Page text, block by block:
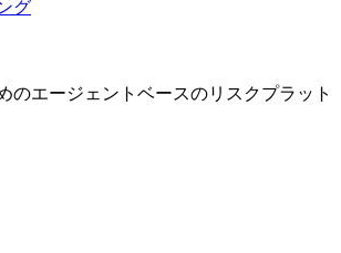
グ
のエージェントベースのリスクプラット